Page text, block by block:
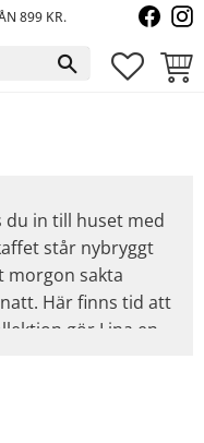
899 KR.
du in till huset med
står nybryggt
morgon sakta
Här finns tid att
gör Lina en